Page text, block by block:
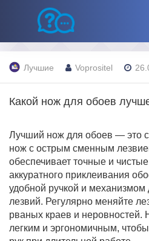
Лучшие Voprositel
Какой нож для обоев
Лучший нож для обоев — это
нож с острым сменным
обеспечивает точные и
аккуратного приклеивания
удобной ручкой и
лезвий. Регулярно меняйте
рваных краев и
легким и эргономичным,